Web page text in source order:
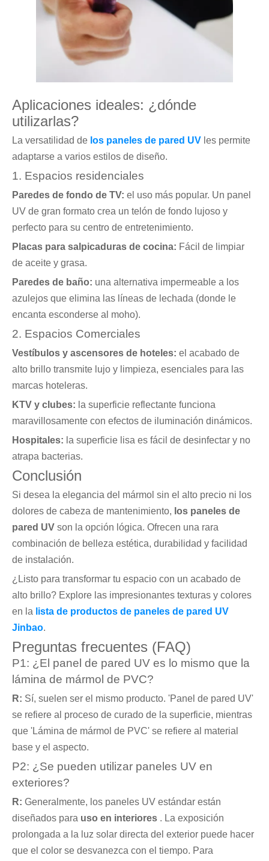
Aplicaciones ideales: ¿dónde
utilizarlas?
La versatilidad de los paneles de pared UV les permite
adaptarse a varios estilos de diseño.
1. Espacios residenciales
Paredes de fondo de TV: el uso más popular. Un panel
UV de gran formato crea un telón de fondo lujoso y
perfecto para su centro de entretenimiento.
Placas para salpicaduras de cocina: Fácil de limpiar
de aceite y grasa.
Paredes de baño: una alternativa impermeable a los
azulejos que elimina las líneas de lechada (donde le
encanta esconderse al moho).
2. Espacios Comerciales
Vestíbulos y ascensores de hoteles: el acabado de
alto brillo transmite lujo y limpieza, esenciales para las
marcas hoteleras.
KTV y clubes: la superficie reflectante funciona
maravillosamente con efectos de iluminación dinámicos.
Hospitales: la superficie lisa es fácil de desinfectar y no
atrapa bacterias.
Conclusión
Si desea la elegancia del mármol sin el alto precio ni los
dolores de cabeza de mantenimiento, los paneles de
pared UV son la opción lógica. Ofrecen una rara
combinación de belleza estética, durabilidad y facilidad
de instalación.
¿Listo para transformar tu espacio con un acabado de
alto brillo? Explore las impresionantes texturas y colores
en la lista de productos de paneles de pared UV
Jinbao.
Preguntas frecuentes (FAQ)
P1: ¿El panel de pared UV es lo mismo que la
lámina de mármol de PVC?
R: Sí, suelen ser el mismo producto. 'Panel de pared UV'
se refiere al proceso de curado de la superficie, mientras
que 'Lámina de mármol de PVC' se refiere al material
base y el aspecto.
P2: ¿Se pueden utilizar paneles UV en
exteriores?
R: Generalmente, los paneles UV estándar están
diseñados para uso en interiores . La exposición
prolongada a la luz solar directa del exterior puede hacer
que el color se desvanezca con el tiempo. Para